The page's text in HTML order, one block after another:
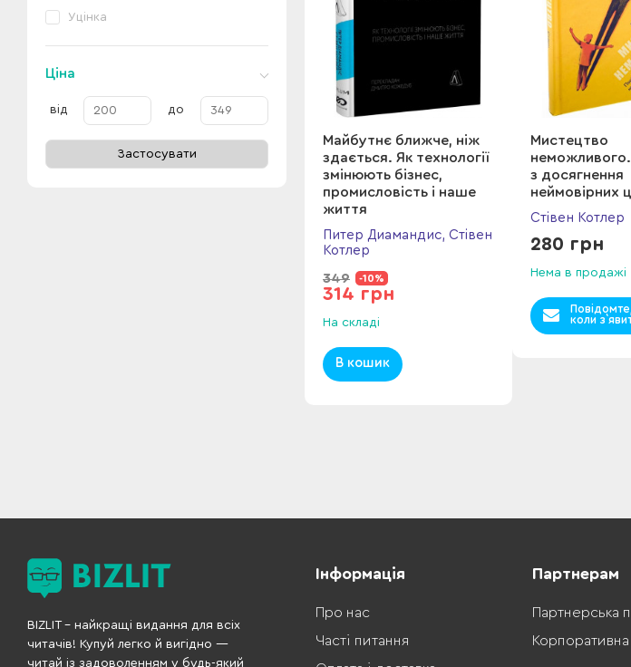
Уцінка
Ціна
від до
Застосувати
Майбутнє ближче, ніж
здається. Як технології
змінюють бізнес,
промисловість і наше
життя
Питер Диамандис, Стівен
Котлер
349 -10%
314 грн
На складі
В кошик
Мистецтво
неможливого.
з досягнення
неймовірних
Стівен Котлер
280 грн
Нема в продажі
Повідомте,
коли
BIZLIT – найкращі видання для всіх
читачів! Купуй легко й вигідно —
читай із задоволенням у будь-який
Інформація
Про нас
Часті питання
Партнерам
Партнерська
Корпоративна